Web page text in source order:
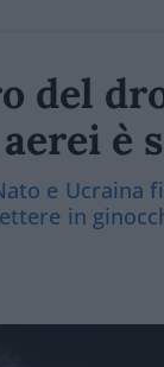
del
è
e Ucraina
in